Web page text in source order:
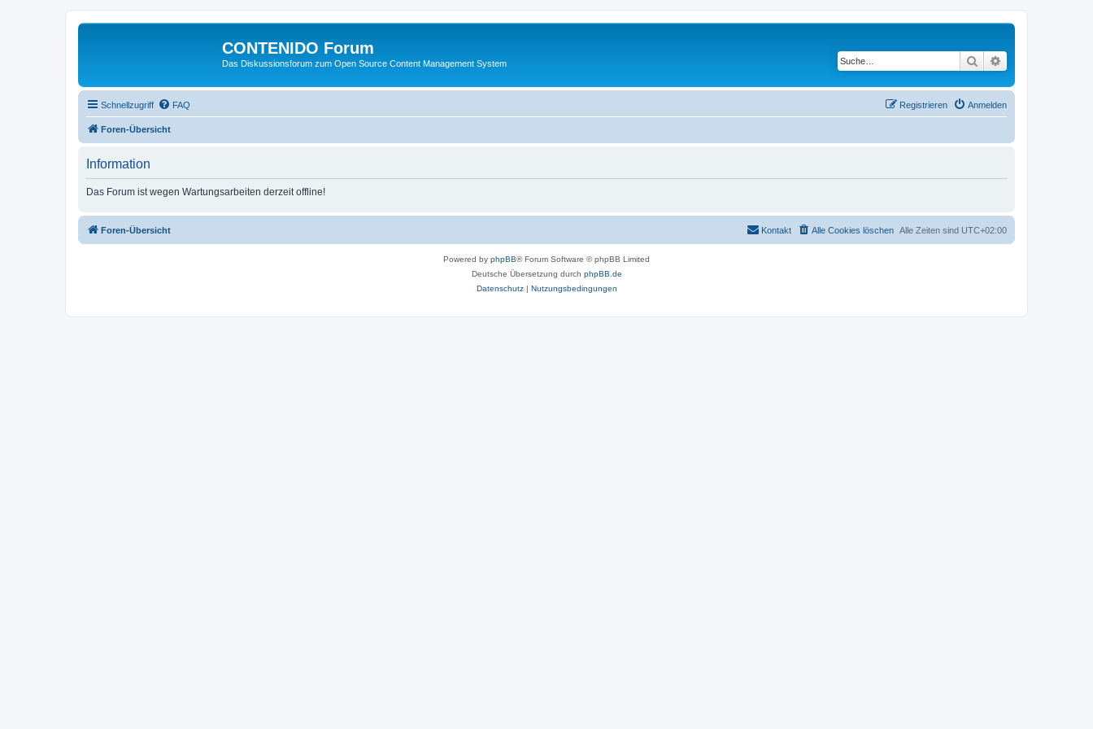
CONTENIDO Forum
Das Diskussionsforum zum Open Source Content Management System Suche
Schnellzugriff FAQ Anmelden
Registrieren
Foren-Übersicht
Information
Das Forum ist wegen Wartungsarbeiten derzeit offline!
Foren-Übersicht Alle Zeiten sind UTC+02:00
Alle Cookies löschen
Kontakt
Powered by phpBB® Forum Software © phpBB Limited
Deutsche Übersetzung durch phpBB.de
Datenschutz| Nutzungsbedingungen